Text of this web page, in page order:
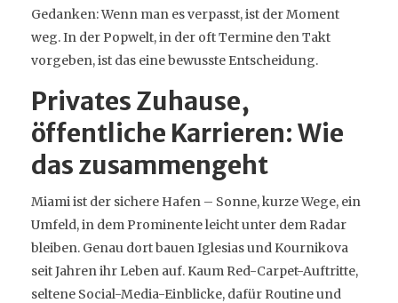
Gedanken: Wenn man es verpasst, ist der Moment
weg. In der Popwelt, in der oft Termine den Takt
vorgeben, ist das eine bewusste Entscheidung.
Privates Zuhause,
öffentliche Karrieren: Wie
das zusammengeht
Miami ist der sichere Hafen – Sonne, kurze Wege, ein
Umfeld, in dem Prominente leicht unter dem Radar
bleiben. Genau dort bauen Iglesias und Kournikova
seit Jahren ihr Leben auf. Kaum Red-Carpet-Auftritte,
seltene Social-Media-Einblicke, dafür Routine und